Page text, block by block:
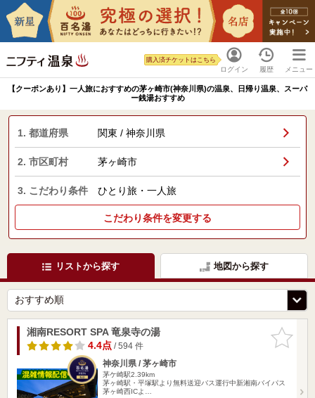
ログイン
購入済チケットはこちら
履歴 メニュー
【クーポンあり】一人旅におすすめの茅ヶ崎市(神奈川県)の温泉、日帰り温泉、スーパ
ー銭湯おすすめ
1. 都道府県 関東 / 神奈川県
2. 市区町村 茅ヶ崎市
3. こだわり条件 ひとり旅・一人旅
こだわり条件を変更する
リストから探す 地図から探す
お気に入
りに追加
湘南RESORT SPA 竜泉寺の湯
4.4点/ 594 件
神奈川県 / 茅ヶ崎市
茅ケ崎駅2.39km
茅ヶ崎駅・平塚駅より無料送迎バス運行中新湘南バイパス
茅ヶ崎西ICよ…